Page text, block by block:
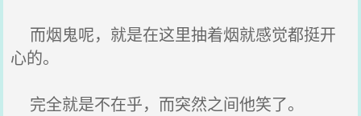
而烟鬼呢，就是在这里抽着烟就感觉都挺开
心的。
完全就是不在乎，而突然之间他笑了。